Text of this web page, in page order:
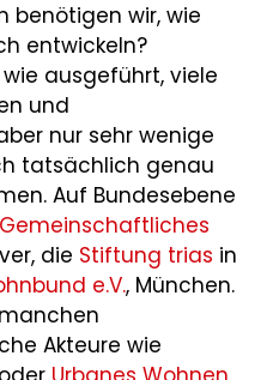
benötigen wir, wie
entwickeln?
ausgeführt, viele
und
nur sehr wenige
tatsächlich genau
Auf Bundesebene
die Stiftung trias in
e.V., München.
Akteure wie